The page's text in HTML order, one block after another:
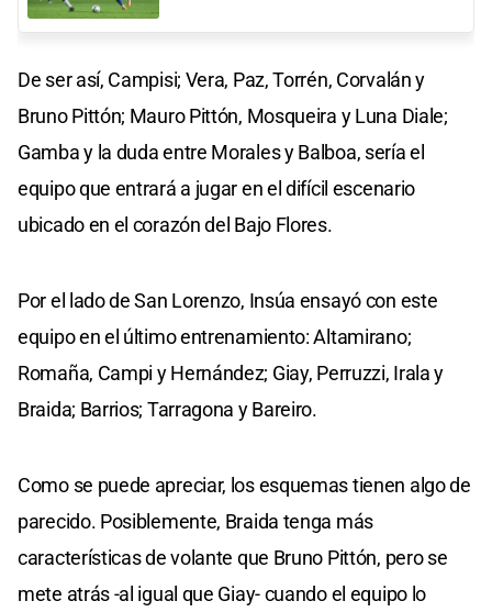
De ser así, Campisi; Vera, Paz, Torrén, Corvalán y
Bruno Pittón; Mauro Pittón, Mosqueira y Luna Diale;
Gamba y la duda entre Morales y Balboa, sería el
equipo que entrará a jugar en el difícil escenario
ubicado en el corazón del Bajo Flores.
Por el lado de San Lorenzo, Insúa ensayó con este
equipo en el último entrenamiento: Altamirano;
Romaña, Campi y Hernández; Giay, Perruzzi, Irala y
Braida; Barrios; Tarragona y Bareiro.
Como se puede apreciar, los esquemas tienen algo de
parecido. Posiblemente, Braida tenga más
características de volante que Bruno Pittón, pero se
mete atrás -al igual que Giay- cuando el equipo lo